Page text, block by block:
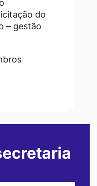
do
– gestão